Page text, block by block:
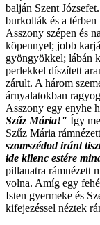
balján Szent
burkolták és a
Asszony szépen és
köpennyel; jobb
gyöngyökkel; lábán
perlekkel díszített
zárult. A három
árnyalatokban
Asszony egy enyhe
Szűz Mária!" Így
Szűz Mária
szomszédod iránt
ide kilenc estére
pillanatra rámnézett
volna. Amíg egy
Isten gyermeke és
kifejezéssel néztek